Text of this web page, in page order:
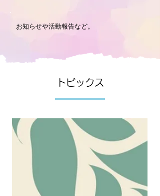
お知らせや活動報告など。
トピックス